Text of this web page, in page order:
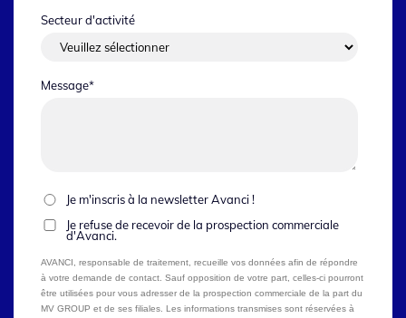
Secteur d'activité
Message*
Je m'inscris à la newsletter Avanci !
Je refuse de recevoir de la prospection commerciale
d'Avanci.
AVANCI, responsable de traitement, recueille vos données afin de répondre
à votre demande de contact. Sauf opposition de votre part, celles-ci pourront
être utilisées pour vous adresser de la prospection commerciale de la part du
MV GROUP et de ses filiales. Les informations transmises sont réservées à